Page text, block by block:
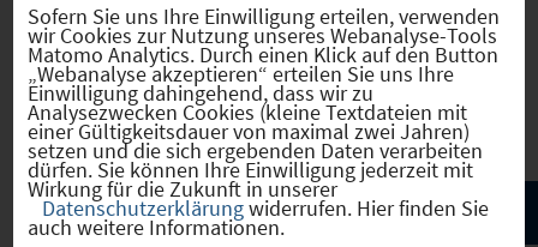
Kommunale Infrastruktur
Sofern Sie uns Ihre Einwilligung erteilen, verwenden
wir Cookies zur Nutzung unseres Webanalyse-Tools
Matomo Analytics. Durch einen Klick auf den Button
„Webanalyse akzeptieren“ erteilen Sie uns Ihre
Einwilligung dahingehend, dass wir zu
Analysezwecken Cookies (kleine Textdateien mit
einer Gültigkeitsdauer von maximal zwei Jahren)
setzen und die sich ergebenden Daten verarbeiten
dürfen. Sie können Ihre Einwilligung jederzeit mit
Wirkung für die Zukunft in unserer
Datenschutzerklärungwiderrufen. Hier finden Sie
auch weitere Informationen.